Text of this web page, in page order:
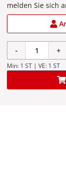
melden Sie sich
- +
Min: 1 ST | VE: 1 ST